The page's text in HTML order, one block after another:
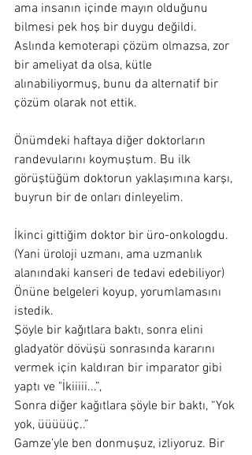
ama insanın içinde mayın olduğunu
bilmesi pek hoş bir duygu değildi.
Aslında kemoterapi çözüm olmazsa, zor
bir ameliyat da olsa, kütle
alınabiliyormuş, bunu da alternatif bir
çözüm olarak not ettik.
Önümdeki haftaya diğer doktorların
randevularını koymuştum. Bu ilk
görüştüğüm doktorun yaklaşımına karşı,
buyrun bir de onları dinleyelim.
İkinci gittiğim doktor bir üro-onkologdu.
(Yani üroloji uzmanı, ama uzmanlık
alanındaki kanseri de tedavi edebiliyor)
Önüne belgeleri koyup, yorumlamasını
istedik.
Şöyle bir kağıtlara baktı, sonra elini
gladyatör dövüşü sonrasında kararını
vermek için kaldıran bir imparator gibi
yaptı ve "İkiiiii...”,
Sonra diğer kağıtlara şöyle bir baktı, “Yok
yok, üüüüüç..”
Gamze’yle ben donmuşuz, izliyoruz. Bir